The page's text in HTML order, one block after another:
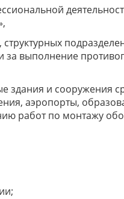
за выполнение
здания и сооружения
аэропорты,
работ по монтажу